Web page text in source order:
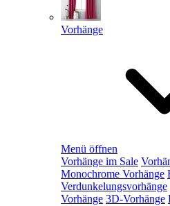
Vorhänge
Menü öffnen
Vorhänge im Sale
Monochrome Vorhänge
Verdunkelungsvorhänge
Vorhänge 3D-Vorhänge